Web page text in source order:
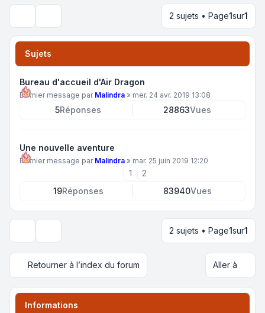
2 sujets • Page1sur1
Sujets
Bureau d'accueil d'Air Dragon
Dernier message par Malindra » mer. 24 avr. 2019 13:08
5Réponses 28863Vues
Une nouvelle aventure
Dernier message par Malindra » mar. 25 juin 2019 12:20
1
2
19Réponses 83940Vues
2 sujets • Page1sur1
Retourner à l’index du forum Aller à
Informations